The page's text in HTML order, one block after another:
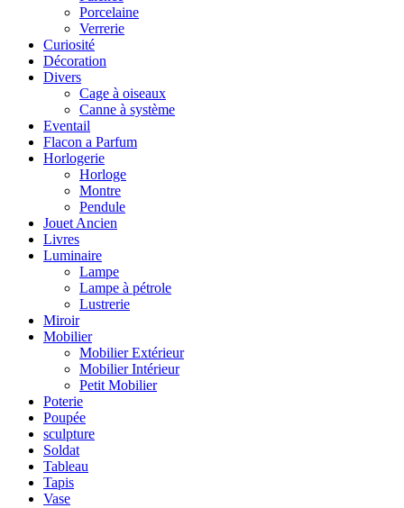
Porcelaine
Verrerie
Curiosité
Décoration
Divers
Cage à oiseaux
Canne à système
Eventail
Flacon a Parfum
Horlogerie
Horloge
Montre
Pendule
Jouet Ancien
Livres
Luminaire
Lampe
Lampe à pétrole
Lustrerie
Miroir
Mobilier
Mobilier Extérieur
Mobilier Intérieur
Petit Mobilier
Poterie
Poupée
sculpture
Soldat
Tableau
Tapis
Vase